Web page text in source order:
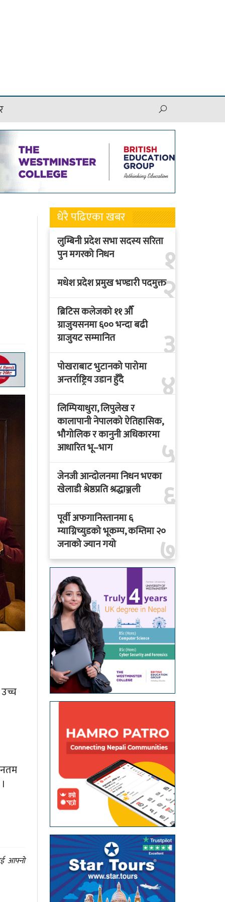
आफ्नो
धेरै पढिएका खबर
१
लुम्बिनी प्रदेश सभा सदस्य सरिता
पुन मगरको निधन
२
मधेश प्रदेश प्रमुख भण्डारी पदमुक्त
३
ब्रिटिस कलेजको ११ औँ
ग्राजुयसनमा ६०० भन्दा बढी
ग्राजुयट सम्मानित
४
पोखराबाट भुटानको पारोमा
अन्तर्राष्ट्रिय उडान हुँदै
५
लिम्पियाधुरा, लिपुलेख र
कालापानी नेपालको ऐतिहासिक,
भौगोलिक र कानुनी अधिकारमा
आधारित भू–भाग
६
जेनजी आन्दोलनमा निधन भएका
खेलाडी श्रेष्ठप्रति श्रद्धाञ्जली
७
पूर्वी अफगानिस्तानमा ६
म्याग्निच्युडको भूकम्प, कम्तिमा २०
जनाको ज्यान गयो